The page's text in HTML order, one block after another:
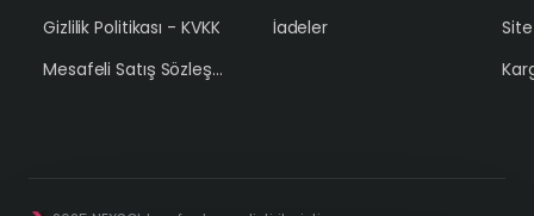
Gizlilik Politikası - KVKK
Mesafeli Satış Sözleşmesi
İadeler